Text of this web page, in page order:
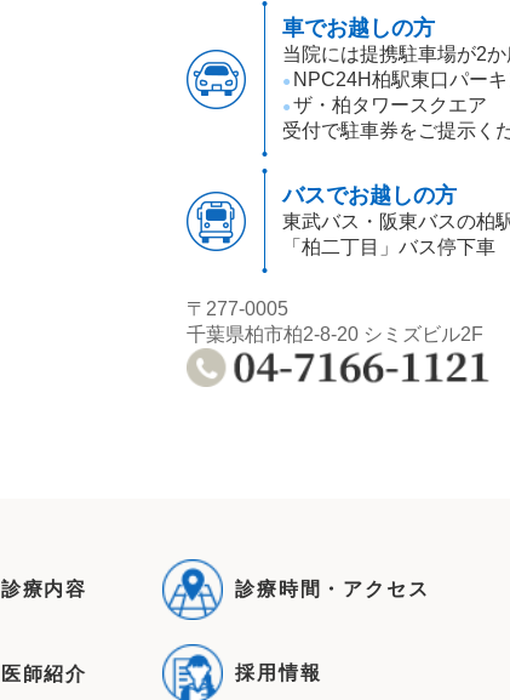
車でお越しの方
当院には提携駐車場が2か
● NPC24H柏駅東口パー
● ザ・柏タワースクエア
受付で駐車券をご提示く
バスでお越しの方
東武バス・阪東バスの柏
「柏二丁目」バス停下車
〒277-0005
千葉県柏市柏2-8-20 シミズビル2F
診療内容 診療時間・アクセス
医師紹介 採用情報